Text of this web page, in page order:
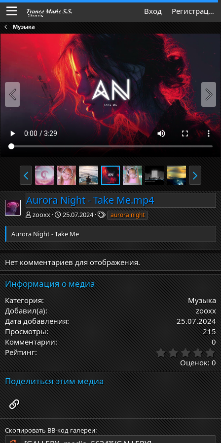
Вход Регистрация
Музыка
Aurora Night - Take Me.mp4
zooxx 25.07.2024
Т
е
и
aurora night
Aurora Night - Take Me
Нет комментариев для отображения.
Информация о медиа
Категория
Музыка
Добавил(а)
zooxx
Дата добавления
25.07.2024
Просмотры
215
Комментарии
0
Рейтинг
0
,
0
0
з
в
ё
з
д
Оценок: 0
Поделиться этим медиа
Ссылка
Скопировать BB-код галереи